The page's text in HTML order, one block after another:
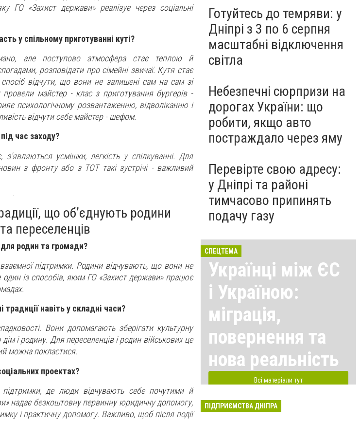
ГО «Захист держави» реалізує через соціальні
у спільному приготуванні куті?
але поступово атмосфера стає теплою й
розповідати про сімейні звичаї. Кутя стає
відчути, що вони не залишені сам на сам зі
майстер - клас з приготування бургерів -
психологічному розвантаженню, відволіканню і
відчути себе майстер - шефом.
час заходу?
усмішки, легкість у спілкуванні. Для
з фронту або з ТОТ такі зустрічі - важливий
що об’єднують родини
переселенців
родин та громади?
підтримки. Родини відчувають, що вони не
із способів, яким ГО «Захист держави» працює
традиції навіть у складні часи?
Вони допомагають зберігати культурну
і родину. Для переселенців і родин військових це
можна покластися.
проектах?
де люди відчувають себе почутими й
надає безкоштовну первинну юридичну допомогу,
і практичну допомогу. Важливо, щоб після події
Готуйтесь до темряви: у
Дніпрі з 3 по 6 серпня
масштабні відключення
світла
Небезпечні сюрпризи на
дорогах України: що
робити, якщо авто
постраждало через яму
Перевірте свою адресу:
у Дніпрі та районі
тимчасово припинять
подачу газу
СПЕЦТЕМА
Українці між ЄС
і Україною:
міграція,
повернення та
нова реальність
Всі матеріали тут
ПІДПРИЄМСТВА ДНІПРА